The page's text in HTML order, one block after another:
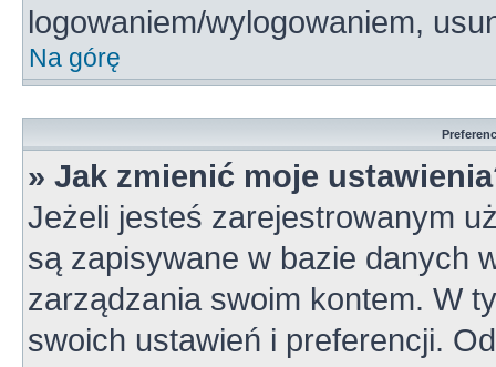
logowaniem/wylogowaniem,
Na górę
» Jak zmienić moje
Jeżeli jesteś zarejestrowanym
są zapisywane w bazie danych
zarządzania swoim kontem. W
swoich ustawień i preferencji.